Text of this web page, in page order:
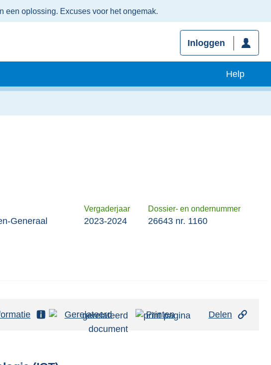
een oplossing. Excuses voor het ongemak.
Inloggen
Help
Vergaderjaar Dossier- en ondernummer
Generaal 2023-2024 26643 nr. 1160
Gerelateerd Printen Delen